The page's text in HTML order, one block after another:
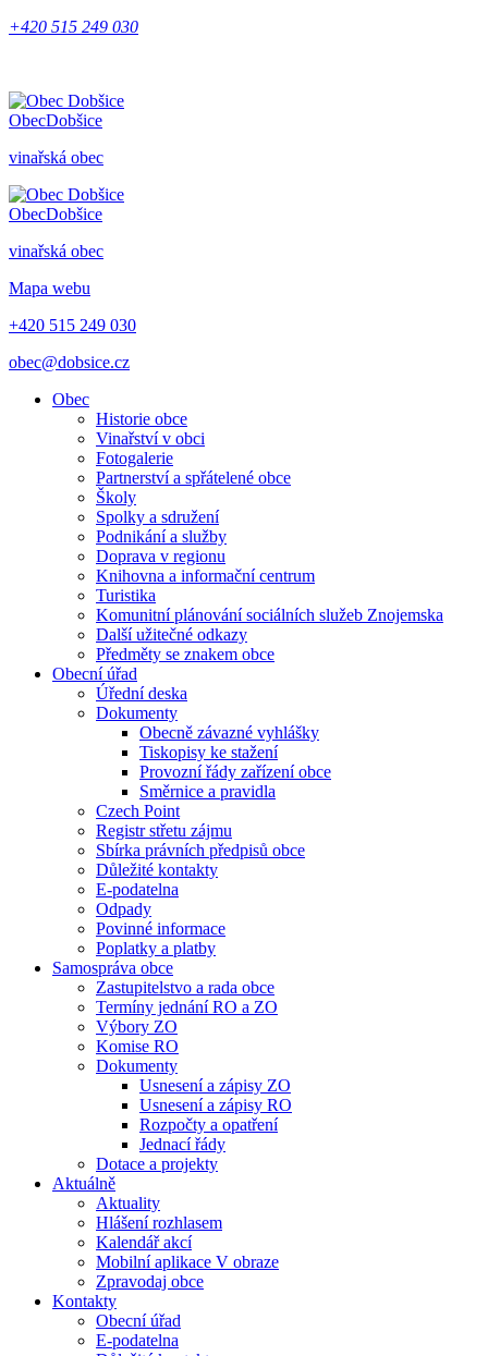
+420 515 249 030
ObecDobšice
vinařská obec
ObecDobšice
vinařská obec
Mapa webu
+420 515 249 030
obec@dobsice.cz
Obec
Historie obce
Vinařství v obci
Fotogalerie
Partnerství a spřátelené obce
Školy
Spolky a sdružení
Podnikání a služby
Doprava v regionu
Knihovna a informační centrum
Turistika
Komunitní plánování sociálních služeb Znojemska
Další užitečné odkazy
Předměty se znakem obce
Obecní úřad
Úřední deska
Dokumenty
Obecně závazné vyhlášky
Tiskopisy ke stažení
Provozní řády zařízení obce
Směrnice a pravidla
Czech Point
Registr střetu zájmu
Sbírka právních předpisů obce
Důležité kontakty
E-podatelna
Odpady
Povinné informace
Poplatky a platby
Samospráva obce
Zastupitelstvo a rada obce
Termíny jednání RO a ZO
Výbory ZO
Komise RO
Dokumenty
Usnesení a zápisy ZO
Usnesení a zápisy RO
Rozpočty a opatření
Jednací řády
Dotace a projekty
Aktuálně
Aktuality
Hlášení rozhlasem
Kalendář akcí
Mobilní aplikace V obraze
Zpravodaj obce
Kontakty
Obecní úřad
E-podatelna